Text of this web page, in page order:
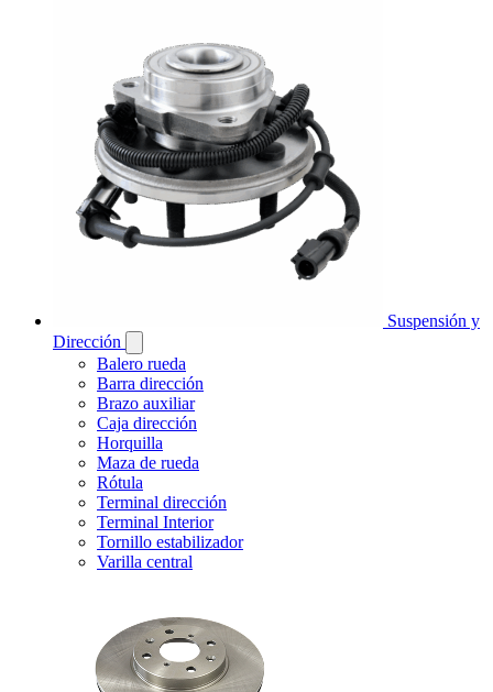
Suspensión y
Dirección
Balero rueda
Barra dirección
Brazo auxiliar
Caja dirección
Horquilla
Maza de rueda
Rótula
Terminal dirección
Terminal Interior
Tornillo estabilizador
Varilla central